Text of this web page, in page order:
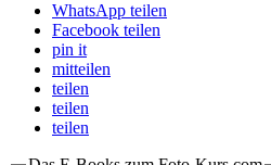
WhatsApp teilen
Facebook teilen
pin it
mitteilen
teilen
teilen
teilen